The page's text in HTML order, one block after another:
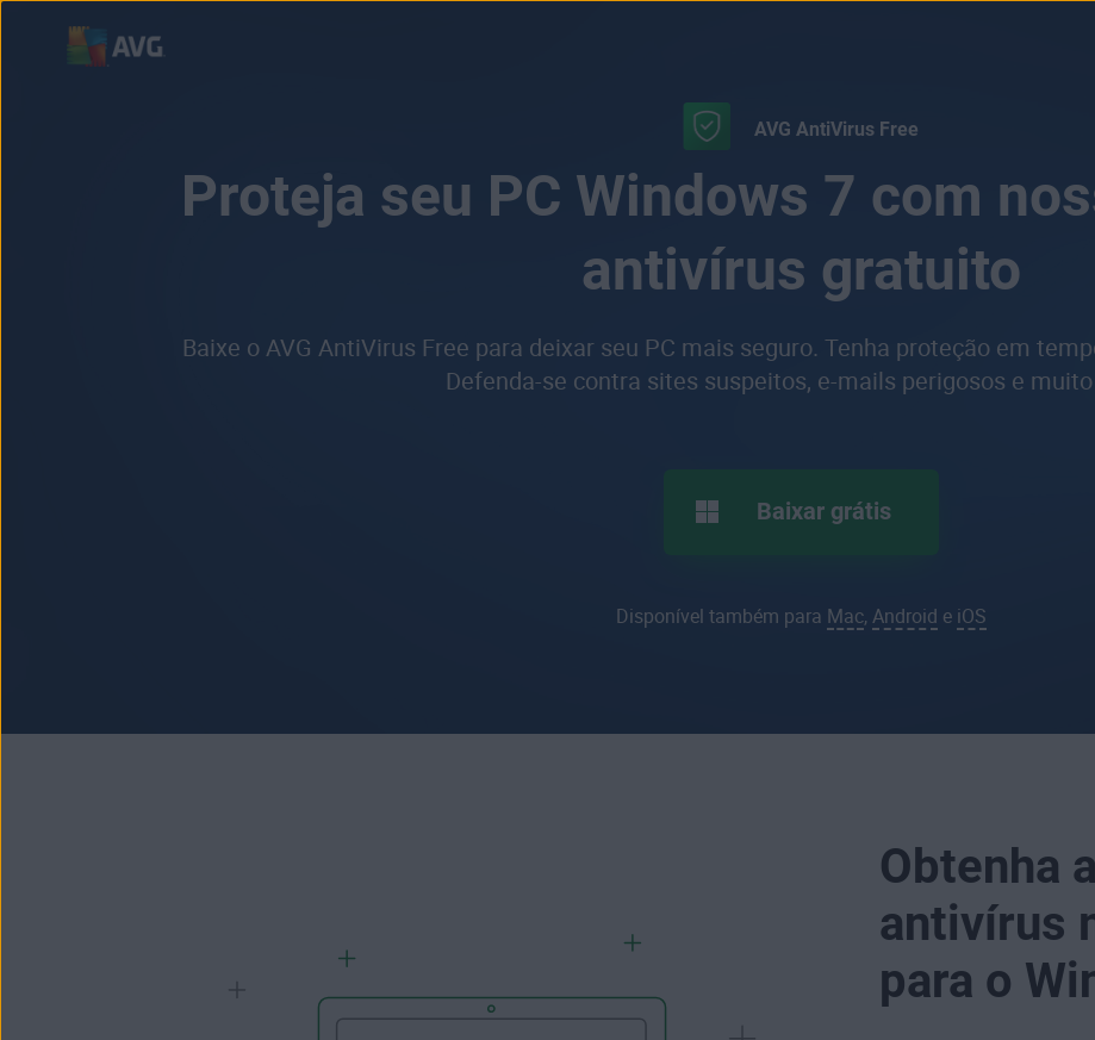
AVG AntiVirus Free
Proteja seu PC Windows 7 com
antivírus gratuito
Baixe o AVG AntiVirus Free para deixar seu PC mais seguro. Tenha proteção em
Defenda-se contra sites suspeitos, e-mails perigosos e
Baixar grátis
Disponível também para Mac, Android e iOS
Obtenha
antivírus
para o